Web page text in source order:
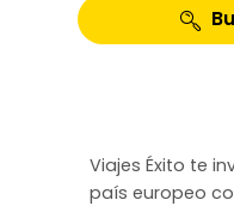
Viajes Éxito te
país europeo